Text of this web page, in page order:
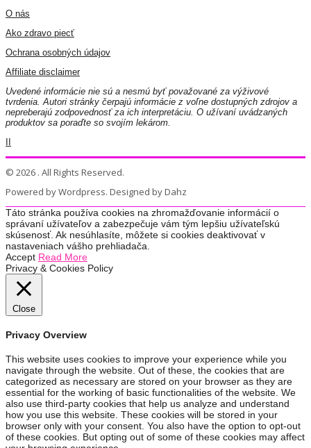
O nás
Ako zdravo piecť
Ochrana osobných údajov
Affiliate disclaimer
Uvedené informácie nie sú a nesmú byť považované za výživové
tvrdenia. Autori stránky čerpajú informácie z voľne dostupných zdrojov a
nepreberajú zodpovednosť za ich interpretáciu. O užívaní uvádzaných
produktov sa poraďte so svojím lekárom.
© 2026 . All Rights Reserved.
Powered by Wordpress. Designed by Dahz
Táto stránka používa cookies na zhromažďovanie informácií o
správaní užívateľov a zabezpečuje vám tým lepšiu užívateľskú
skúsenosť. Ak nesúhlasíte, môžete si cookies deaktivovať v
nastaveniach vášho prehliadača.
Accept Read More
Privacy & Cookies Policy
Close
Privacy Overview
This website uses cookies to improve your experience while you
navigate through the website. Out of these, the cookies that are
categorized as necessary are stored on your browser as they are
essential for the working of basic functionalities of the website. We
also use third-party cookies that help us analyze and understand
how you use this website. These cookies will be stored in your
browser only with your consent. You also have the option to opt-out
of these cookies. But opting out of some of these cookies may affect